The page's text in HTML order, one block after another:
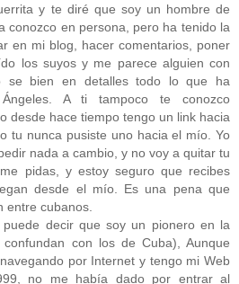
y te diré que soy un hombre de
conozco en persona, pero ha tenido la
en mi blog, hacer comentarios, poner
los suyos y me parece alguien con
se bien en detalles todo lo que ha
A ti tampoco te conozco
desde hace tiempo tengo un link hacia
tu nunca pusiste uno hacia el mío. Yo
nada a cambio, y no voy a quitar tu
pidas, y estoy seguro que recibes
desde el mío. Es una pena que
entre cubanos.
decir que soy un pionero en la
con los de Cuba), Aunque
por Internet y tengo mi Web
no me había dado por entrar al